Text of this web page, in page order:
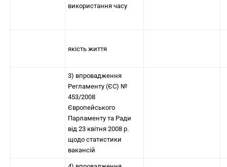
використання часу
якість життя
3) впровадження
Регламенту (ЄС) №
453/2008
Європейського
Парламенту та Ради
від 23 квітня 2008 р.
щодо статистики
вакансій